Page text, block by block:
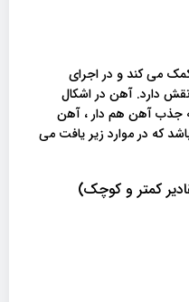
می کند و در اجرای
دارد. آهن در اشکال
جذب آهن هم دار ، آهن
که در موارد زیر یافت می
کمتر و کوچک)